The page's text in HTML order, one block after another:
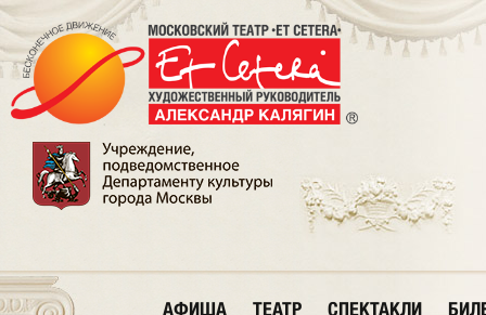
АФИША ТЕАТР СПЕКТАКЛИ